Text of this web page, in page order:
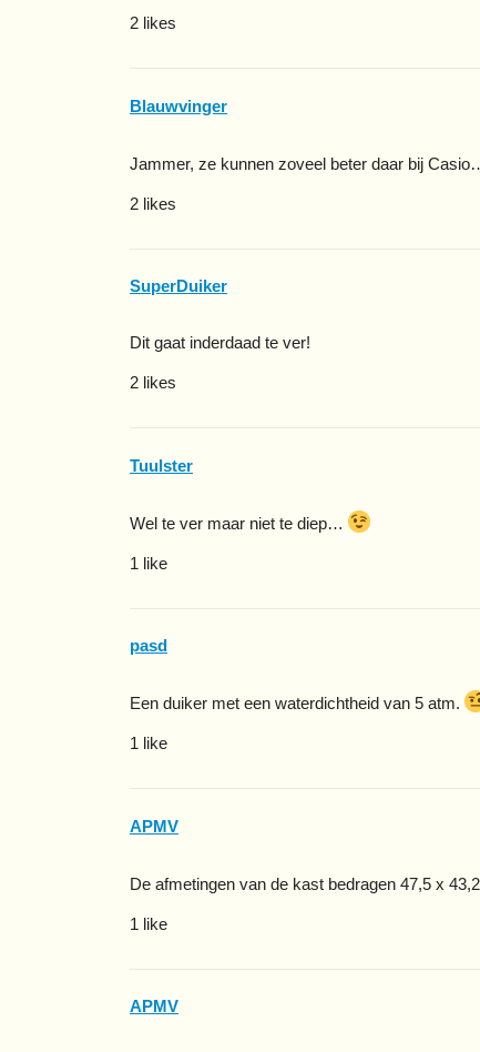
2 likes
Blauwvinger
Jammer, ze kunnen zoveel beter daar bij
2 likes
SuperDuiker
Dit gaat inderdaad te ver!
2 likes
Tuulster
Wel te ver maar niet te diep…
1 like
pasd
Een duiker met een waterdichtheid van 5 atm.
1 like
APMV
De afmetingen van de kast bedragen 47,5 x
1 like
APMV